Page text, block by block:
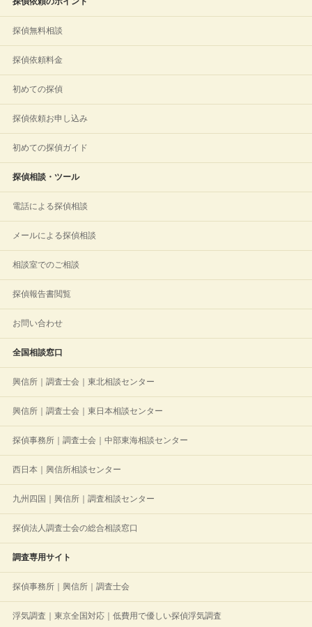
探偵無料相談
探偵依頼料金
初めての探偵
探偵依頼お申し込み
初めての探偵ガイド
探偵相談・ツール
電話による探偵相談
メールによる探偵相談
相談室でのご相談
探偵報告書閲覧
お問い合わせ
全国相談窓口
興信所｜調査士会｜東北相談センター
興信所｜調査士会｜東日本相談センター
探偵事務所｜調査士会｜中部東海相談センター
西日本｜興信所相談センター
九州四国｜興信所｜調査相談センター
探偵法人調査士会の総合相談窓口
調査専用サイト
探偵事務所｜興信所｜調査士会
浮気調査｜東京全国対応｜低費用で優しい探偵浮気調査